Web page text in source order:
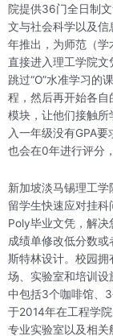
院提供36门全日制
文与社会科学以及信
年推出，为师范（学
直接进入理工学院
跳过“O”水准学习的
程，然后再开始各
模块，让他们接触
入一年级没有GPA
也会在0年进行评分
新加坡淡马锡理工
留学生快速应对挂
Poly毕业文凭，解
成绩单修改低分数或
斯特林设计。校园拥
场、实验室和培训
中包括3个咖啡馆、
于2014年在工程学
专业实验室以及相关